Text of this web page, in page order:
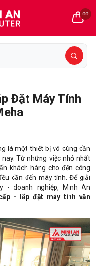
00
Đặt Máy Tính
là một thiết bị vô cùng cần
Từ những việc nhỏ nhất
khách hàng cho đến công
cần đến máy tính. Để giải
- doanh nghiệp, Minh An
- lắp đặt máy tính văn